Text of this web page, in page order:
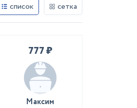
список сетка
777 ₽
Максим